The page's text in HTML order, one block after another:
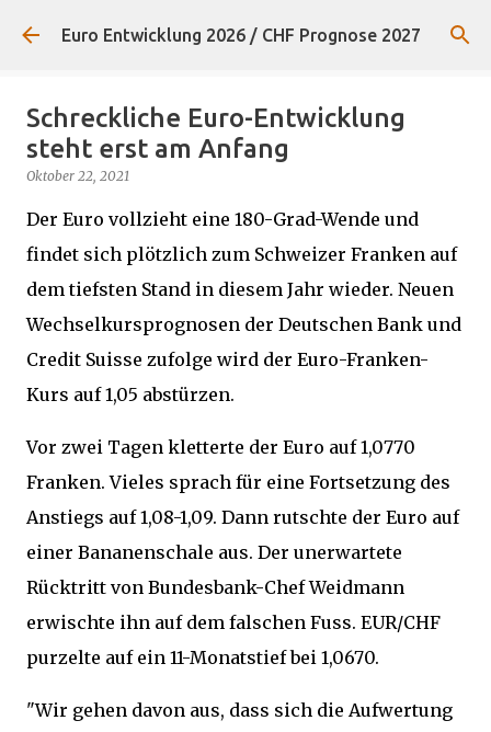
Direkt zum Hauptbereich
Euro Entwicklung 2026 / CHF Prognose 2027
Schreckliche Euro-Entwicklung
steht erst am Anfang
Oktober 22, 2021
Der Euro vollzieht eine 180-Grad-Wende und
findet sich plötzlich zum Schweizer Franken auf
dem tiefsten Stand in diesem Jahr wieder. Neuen
Wechselkursprognosen der Deutschen Bank und
Credit Suisse zufolge wird der Euro-Franken-
Kurs auf 1,05 abstürzen.
Vor zwei Tagen kletterte der Euro auf 1,0770
Franken. Vieles sprach für eine Fortsetzung des
Anstiegs auf 1,08-1,09. Dann rutschte der Euro auf
einer Bananenschale aus. Der unerwartete
Rücktritt von Bundesbank-Chef Weidmann
erwischte ihn auf dem falschen Fuss. EUR/CHF
purzelte auf ein 11-Monatstief bei 1,0670.
"Wir gehen davon aus, dass sich die Aufwertung